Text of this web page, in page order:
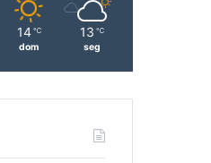
14 ℃
dom
13 ℃
seg